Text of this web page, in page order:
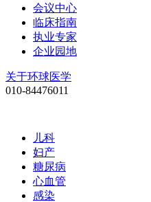
会议中心
临床指南
执业专家
企业园地
关于环球医学
010-84476011
儿科
妇产
糖尿病
心血管
感染